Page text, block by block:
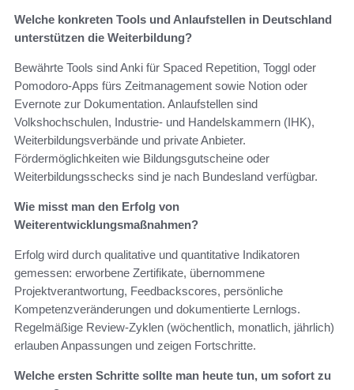
Welche konkreten Tools und Anlaufstellen in Deutschland
unterstützen die Weiterbildung?
Bewährte Tools sind Anki für Spaced Repetition, Toggl oder
Pomodoro-Apps fürs Zeitmanagement sowie Notion oder
Evernote zur Dokumentation. Anlaufstellen sind
Volkshochschulen, Industrie- und Handelskammern (IHK),
Weiterbildungsverbände und private Anbieter.
Fördermöglichkeiten wie Bildungsgutscheine oder
Weiterbildungsschecks sind je nach Bundesland verfügbar.
Wie misst man den Erfolg von
Weiterentwicklungsmaßnahmen?
Erfolg wird durch qualitative und quantitative Indikatoren
gemessen: erworbene Zertifikate, übernommene
Projektverantwortung, Feedbackscores, persönliche
Kompetenzveränderungen und dokumentierte Lernlogs.
Regelmäßige Review-Zyklen (wöchentlich, monatlich, jährlich)
erlauben Anpassungen und zeigen Fortschritte.
Welche ersten Schritte sollte man heute tun, um sofort zu